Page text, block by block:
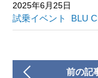
2025年6月25日
試乗イベント BLU
前の記